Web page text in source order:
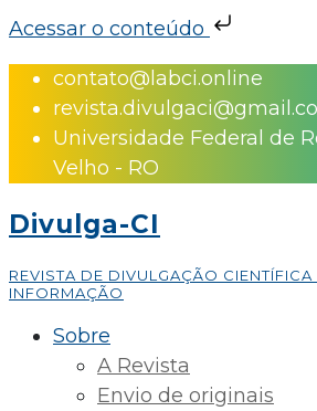
Acessar o conteúdo
Skip
content
contato@labci.online
Universidade Federal de
Velho - RO
Divulga-CI
REVISTA DE DIVULGAÇÃO
INFORMAÇÃO
Sobre
A Revista
Envio de originais